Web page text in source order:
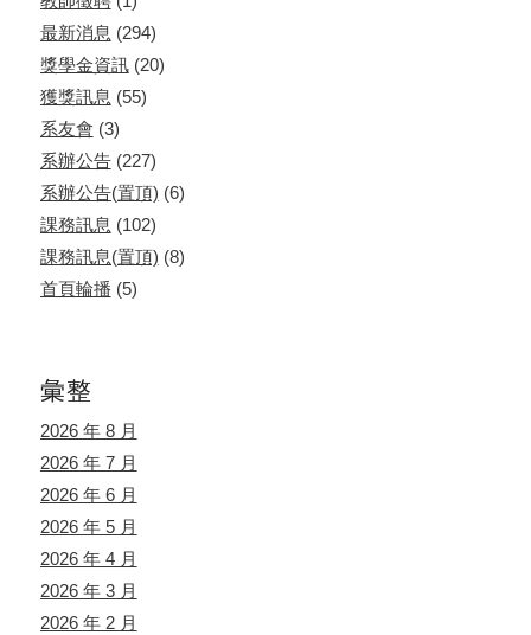
最新消息 (294)
獎學金資訊(20)
獲獎訊息 (55)
系友會 (3)
系辦公告(227)
系辦公告(置頂) (6)
課務訊息 (102)
課務訊息(置頂) (8)
首頁輪播 (5)
彙整
2026 年 8 月
2026 年 7 月
2026 年 6 月
2026 年 5 月
2026 年 4 月
2026 年 3 月
2026 年 2 月